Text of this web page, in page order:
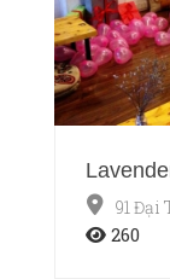
91 Đại
260